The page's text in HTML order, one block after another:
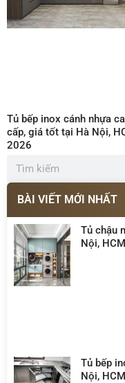
Tủ bếp inox cánh nhựa
cấp, giá tốt tại Hà Nội,
2026
BÀI VIẾT MỚI NHẤT
Tủ chậu
Nội,
Tủ bếp
Nội,